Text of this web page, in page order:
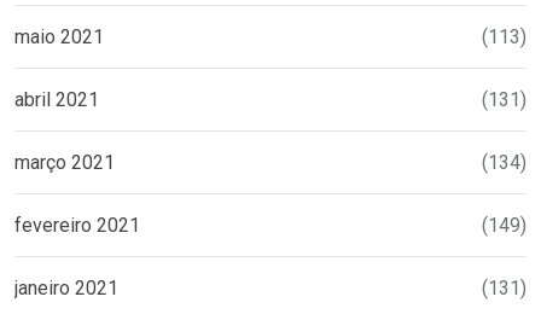
maio 2021 (113)
abril 2021 (131)
março 2021 (134)
fevereiro 2021 (149)
janeiro 2021 (131)